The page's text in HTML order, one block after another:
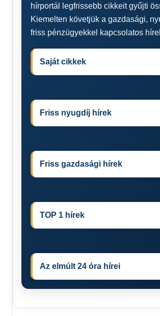
hírportál legfrissebb cikkeit gyűjti
Kiemelten követjük a gazdasági,
friss pénzügyekkel kapcsolatos
Saját cikkek
Friss nyugdíj hírek
Friss gazdasági hírek
TOP 1 hírek
Az elmúlt 24 óra hírei